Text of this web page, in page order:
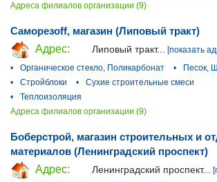
Адреса филиалов организации (9)
Саморезoff, магазин (Липовый тракт)
Адрес:
Липовый тракт...
[показать
•
Органическое стекло, Поликарбонат •
Песок,
•
Стройблоки •
Сухие строительные смеси
•
Теплоизоляция
Адреса филиалов организации (9)
Боберстрой, магазин строительных и
материалов (Ленинградский проспект)
Адрес:
Ленинградский проспект...